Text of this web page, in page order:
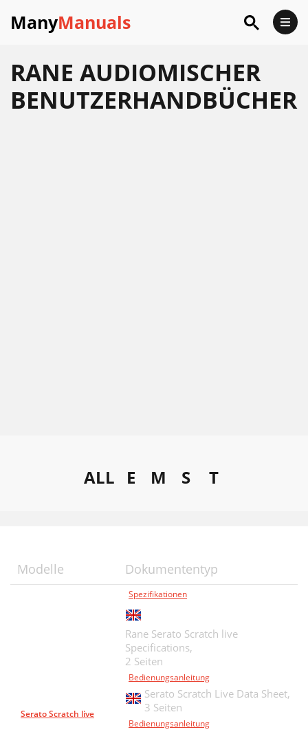
ManyManuals
RANE AUDIOMISCHER
BENUTZERHANDBÜCHER
ALL E M S T
Modelle Dokumententyp
Serato Scratch live
Spezifikationen
Rane Serato Scratch live
Specifications,
2 Seiten
Bedienungsanleitung
Serato Scratch Live Data Sheet,
3 Seiten
Bedienungsanleitung